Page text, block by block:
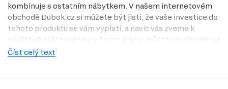
kombinuje s ostatním nábytkem. V našem internetovém
obchodě Dubok.cz si můžete být jisti, že vaše investice do
tohoto produktu se vám vyplatí, a navíc vás zveme k
návštěvě naší prodejny v Praze, kde si můžete prohlédnout
tento produkt na vlastní oči.
Číst celý text